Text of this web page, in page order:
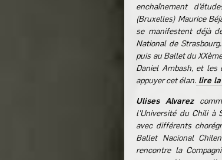
enchaînement
(Bruxelles) Maurice
se manifestent déjà
National de
puis au Ballet du
Daniel Ambash, et les
appuyer cet élan. lire
Ulises Alvarez
l'Université du Chili à
avec différents
Ballet Nacional
rencontre la